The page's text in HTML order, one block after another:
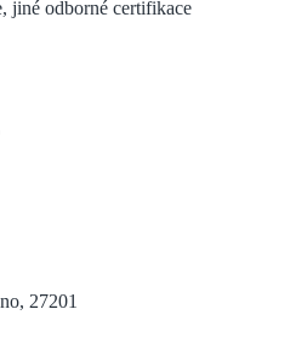
jiné odborné certifikace
27201